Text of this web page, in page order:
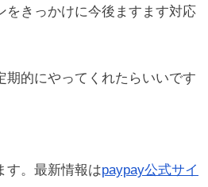
をきっかけに今後ますます対応
期的にやってくれたらいいです
す。最新情報はpaypay公式サイ